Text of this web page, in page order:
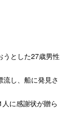
うとした27歳男性
し、船に発見さ
に感謝状が贈ら